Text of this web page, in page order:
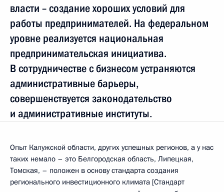
власти – создание хороших условий для
работы предпринимателей. На федеральном
уровне реализуется национальная
предпринимательская инициатива.
В сотрудничестве с бизнесом устраняются
административные барьеры,
совершенствуется законодательство
и административные институты.
Опыт Калужской области, других успешных регионов, а у нас
таких немало – это Белгородская область, Липецкая,
Томская, – положен в основу стандарта создания
регионального инвестиционного климата [Стандарт